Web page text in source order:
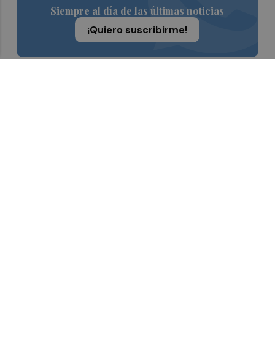
Siempre al día de las últimas noticias
¡Quiero suscribirme!